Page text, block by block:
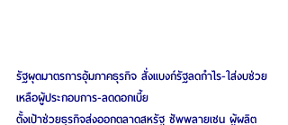
รัฐผุดมาตรการอุ้มภาคธุรกิจ สั่งแบงก์รัฐลดกำไร-ใส่งบช่วย
เหลือผู้ประกอบการ-ลดดอกเบี้ย
ตั้งเป้าช่วยธุรกิจส่งออกตลาดสหรัฐ ซัพพลายเชน ผู้ผลิต